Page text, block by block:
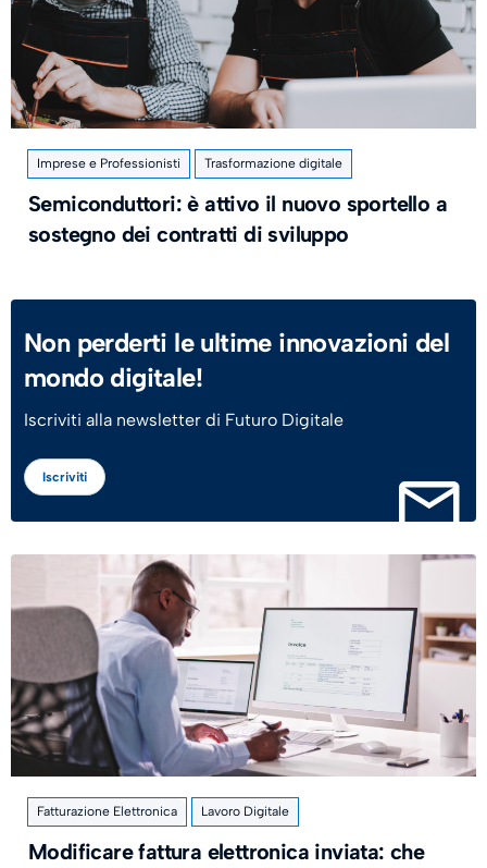
Imprese e Professionisti Trasformazione digitale
Semiconduttori: è attivo il nuovo sportello a
sostegno dei contratti di sviluppo
Non perderti le ultime innovazioni del
mondo digitale!
Iscriviti alla newsletter di Futuro Digitale
Iscriviti
Fatturazione Elettronica Lavoro Digitale
Modificare fattura elettronica inviata: che